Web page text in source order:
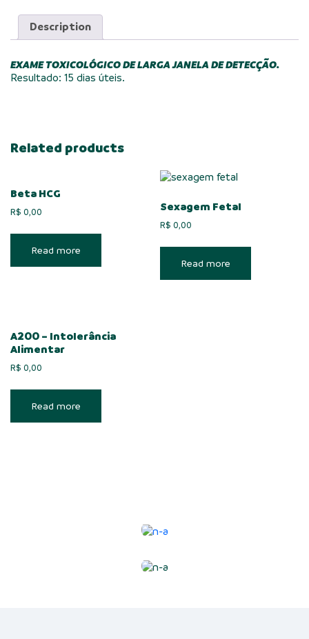
Description
EXAME TOXICOLÓGICO DE LARGA JANELA DE DETECÇÃO.
Resultado: 15 dias úteis.
Related products
Beta HCG
R$ 0,00
Read more
Sexagem Fetal
R$ 0,00
Read more
A200 – Intolerância
Alimentar
R$ 0,00
Read more